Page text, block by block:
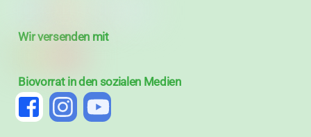
Wir versenden mit
Biovorrat in den sozialen Medien